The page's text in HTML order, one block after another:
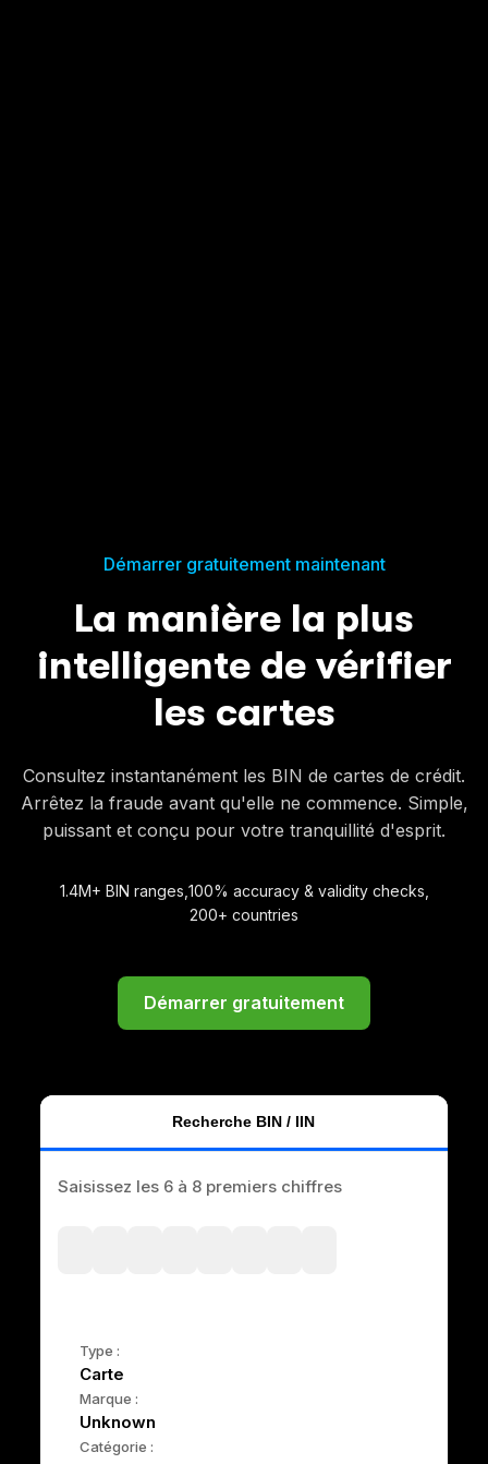
Démarrer gratuitement maintenant
La manière la plus
intelligente de vérifier
les cartes
Consultez instantanément les BIN de cartes de crédit.
Arrêtez la fraude avant qu'elle ne commence. Simple,
puissant et conçu pour votre tranquillité d'esprit.
1.4M+ BIN ranges, 100% accuracy & validity checks,
200+ countries
Démarrer gratuitement
Recherche BIN / IIN
Saisissez les 6 à 8 premiers chiffres
Type :
Carte
Marque :
Unknown
Catégorie :